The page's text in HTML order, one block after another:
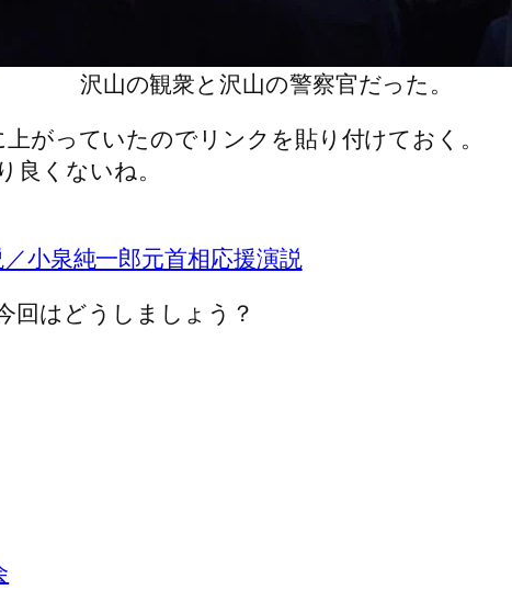
沢山の観衆と沢山の警察官だった。
がっていたのでリンクを貼り付けておく。
くないね。
小泉純一郎元首相応援演説
回はどうしましょう？